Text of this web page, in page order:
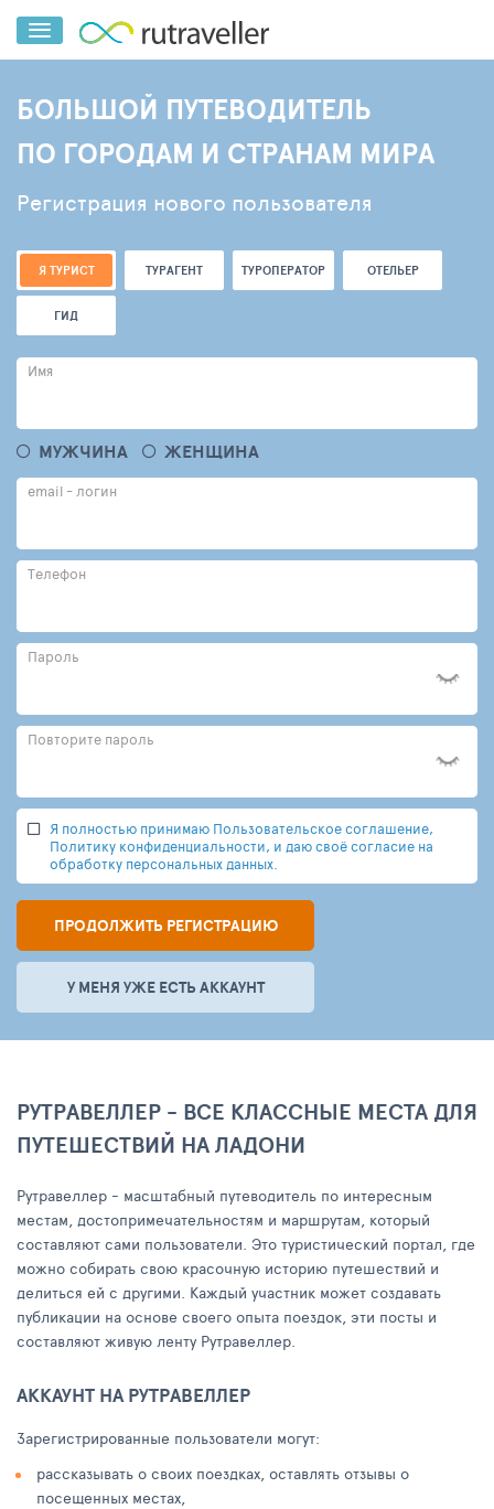
БОЛЬШОЙ ПУТЕВОДИТЕЛЬ
ПО ГОРОДАМ И СТРАНАМ МИРА
Регистрация нового пользователя
Я ТУРИСТ ТУРАГЕНТ ТУРОПЕРАТОР ОТЕЛЬЕР
ГИД
Имя
МУЖЧИНА ЖЕНЩИНА
email - логин
Телефон
Пароль
Повторите пароль
Я полностью принимаю Пользовательское соглашение,
Политику конфиденциальности, и даю своё согласие на
обработку персональных данных.
ПРОДОЛЖИТЬ РЕГИСТРАЦИЮ
У МЕНЯ УЖЕ ЕСТЬ АККАУНТ
РУТРАВЕЛЛЕР - ВСЕ КЛАССНЫЕ МЕСТА ДЛЯ
ПУТЕШЕСТВИЙ НА ЛАДОНИ
Рутравеллер - масштабный путеводитель по интересным
местам, достопримечательностям и маршрутам, который
составляют сами пользователи. Это туристический портал, где
можно собирать свою красочную историю путешествий и
делиться ей с другими. Каждый участник может создавать
публикации на основе своего опыта поездок, эти посты и
составляют живую ленту Рутравеллер.
АККАУНТ НА РУТРАВЕЛЛЕР
Зарегистрированные пользователи могут:
рассказывать о своих поездках, оставлять отзывы о
посещенных местах,